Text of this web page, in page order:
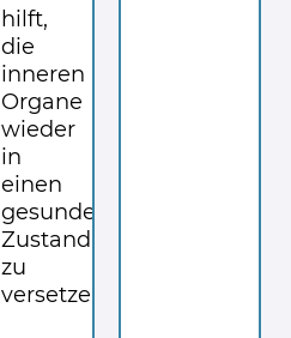
hilft,
die
inneren
Organe
wieder
in
einen
gesunden
Zustand
zu
versetzen.